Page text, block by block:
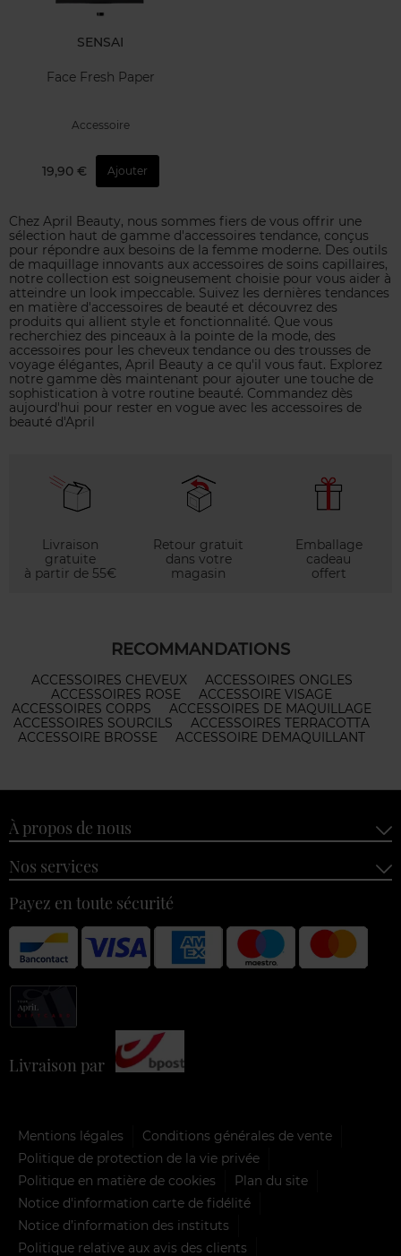
SENSAI
Face Fresh Paper
Accessoire
19,90 € Ajouter
Chez April Beauty, nous sommes fiers de vous offrir une
sélection haut de gamme d'accessoires tendance, conçus
pour répondre aux besoins de la femme moderne. Des outils
de maquillage innovants aux accessoires de soins capillaires,
notre collection est soigneusement choisie pour vous aider à
atteindre un look impeccable. Suivez les dernières tendances
en matière d'accessoires de beauté et découvrez des
produits qui allient style et fonctionnalité. Que vous
recherchiez des pinceaux à la pointe de la mode, des
accessoires pour les cheveux tendance ou des trousses de
voyage élégantes, April Beauty a ce qu'il vous faut. Explorez
notre gamme dès maintenant pour ajouter une touche de
sophistication à votre routine beauté. Commandez dès
aujourd'hui pour rester en vogue avec les accessoires de
beauté d'April
Livraison
gratuite
à partir de 55€
Retour gratuit
dans votre
magasin
Emballage
cadeau
offert
RECOMMANDATIONS
ACCESSOIRES CHEVEUX
ACCESSOIRES ONGLES
ACCESSOIRES ROSE
ACCESSOIRE VISAGE
ACCESSOIRES CORPS
ACCESSOIRES DE MAQUILLAGE
ACCESSOIRES SOURCILS
ACCESSOIRES TERRACOTTA
ACCESSOIRE BROSSE
ACCESSOIRE DEMAQUILLANT
À propos de nous
Nos services
Payez en toute sécurité
Livraison par
Mentions légales
Conditions générales de vente
Politique de protection de la vie privée
Politique en matière de cookies
Plan du site
Notice d'information carte de fidélité
Notice d’information des instituts
Politique relative aux avis des clients